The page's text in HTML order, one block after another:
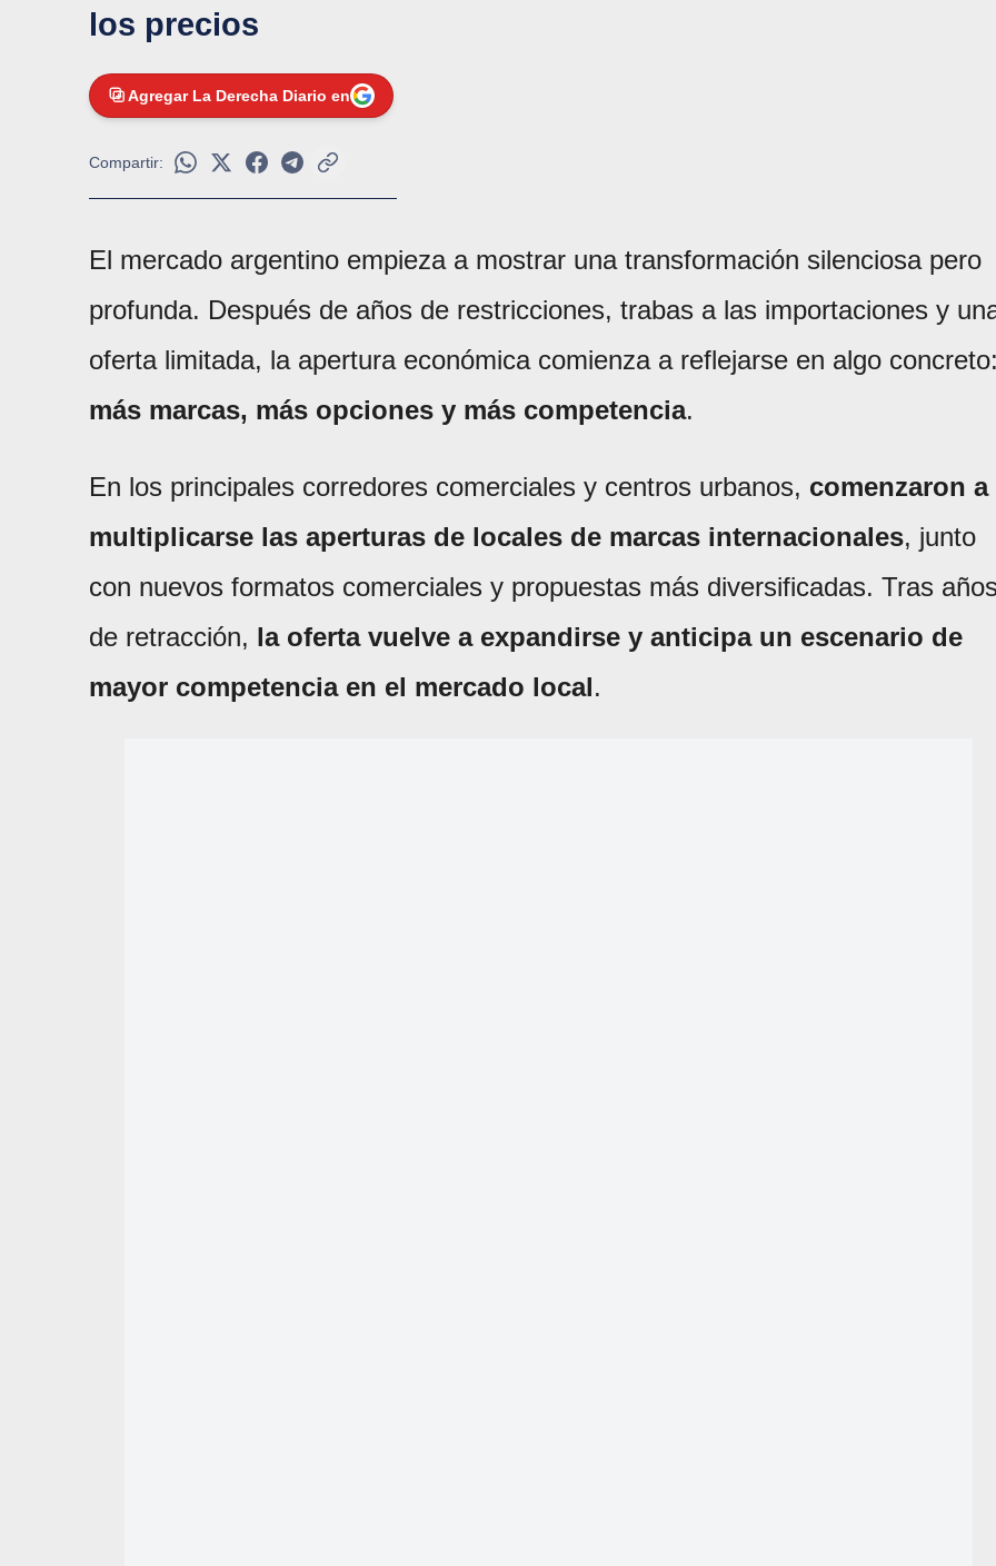
los precios
Agregar La Derecha Diario en
Compartir:
El mercado argentino empieza a mostrar una transformación silenciosa pero
profunda. Después de años de restricciones, trabas a las importaciones y
oferta limitada, la apertura económica comienza a reflejarse en algo
más marcas, más opciones y más competencia.
En los principales corredores comerciales y centros urbanos, comenzaron a
multiplicarse las aperturas de locales de marcas internacionales, junto
con nuevos formatos comerciales y propuestas más diversificadas. Tras
de retracción, la oferta vuelve a expandirse y anticipa un escenario de
mayor competencia en el mercado local.